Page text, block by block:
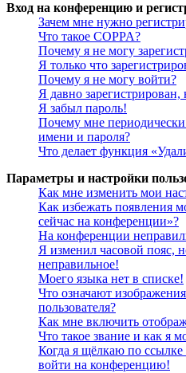
Вход на конференцию и
Зачем мне нужно
Что такое COPPA?
Почему я не могу
Я только что
Почему я не могу войти?
Я давно
Я забыл пароль!
Почему мне периодически
имени и пароля?
Что делает функция
Параметры и настройки
Как мне изменить мои
Как избежать появления
сейчас на конференции»?
На конференции
Я изменил часовой пояс,
неправильное!
Моего языка нет в списке!
Что означают
пользователя?
Как мне включить
Что такое звание и как я
Когда я щёлкаю по
войти на конференцию!